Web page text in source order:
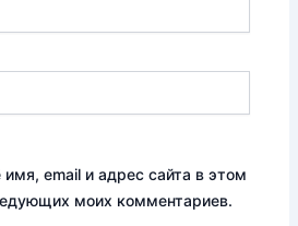
email и адрес сайта в этом
моих комментариев.